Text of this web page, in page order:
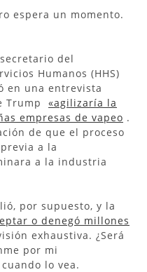
espera un momento.
del
Humanos (HHS)
en una entrevista
Trump «agilizaría la
empresas de vapeo .
de que el proceso
a la
a la industria
por supuesto, y la
o denegó millones
exhaustiva. ¿Será
por mi
lo vea.